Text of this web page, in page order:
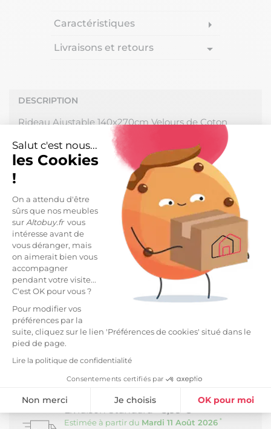
Salut c'est nous...
les Cookies
!
On a attendu d'être
sûrs que nos meubles
surAltobuy.frvous
intéresse avant de
vous déranger, mais
on aimerait bien vous
accompagner
pendant votre visite...
C'est OK pour vous ?
Pour modifier vos
préférences par la
suite, cliquez sur le lien 'Préférences de cookies' situé dans le
pied de page.
Lire la politique de confidentialité
Consentements certifiés par
Non merci Je choisis OK pour moi
Axeptio consent
Plateforme de Gestion du Consentement : Personnalisez vos
Caractéristiques arrow_right
Livraisons et retours arrow_drop_down
DESCRIPTION
Rideau Ajustable 140x270cm Velours de Coton
Camel + 8 Anneaux Pince de la gamme Harris.
Un rideau beau et pratique : réglez la hauteur à
volonté en repliant le tissu sur lui-même. Une
matière qui revient à la mode grâce à sa robustesse,
sa douceur et son allure. Déco chic et cocooning
assurée !
Fabrication 100% Coton, densité 290 g/m2. Coutures
des bords en points de bourdon ton sur ton (anti-
effilochage). Rideau vendu à l'unité. Produit certifié
OEKO-TEX.
Dimensions : 140x270cm.
Lavage à la main. Pas de sèche-linge. Repasser sur
l'envers.
Le petit + : cette collection velours se décline en
divers coloris !
LIVRAISON ET RETOURS
Livraison Standard -5,99 €
Estimée à partir du Mardi 11 Août 2026 *